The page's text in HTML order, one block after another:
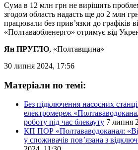
Сума в 12 млн грн не вирішить
згодом область надасть ще до 2 млн
працювали без прив’язки до графіків
«Полтаваобленерго» отримує від
Ян ПРУГЛО, «Полтавщина»
30 липня 2024, 17:56
Матеріали по темі:
Без підключення насосних
електромереж
роботу під час блекауту 7 липня
КП ПОР «Полтававодоканал:
у споживачів повʼязана з